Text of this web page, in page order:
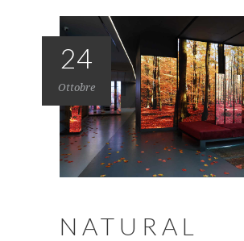
24
Ottobre
NATURAL